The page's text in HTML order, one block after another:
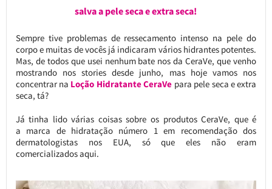
salva a pele seca e extra seca!
Sempre tive problemas de ressecamento intenso na pele do
corpo e muitas de vocês já indicaram vários hidrantes potentes.
Mas, de todos que usei nenhum bate nos da CeraVe, que venho
mostrando nos stories desde junho, mas hoje vamos nos
concentrar na Loção Hidratante CeraVe para pele seca e extra
seca, tá?
Já tinha lido várias coisas sobre os produtos CeraVe, que é
a marca de hidratação número 1 em recomendação dos
dermatologistas nos EUA, só que eles não eram
comercializados aqui.